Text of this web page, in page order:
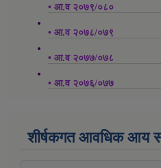
• आ.व २०७९/०८०
• आ.व २०७८/०७९
• आ.व २०७७/०७८
• आ.व २०७६/०७७
शीर्षकगत आवधिक आय